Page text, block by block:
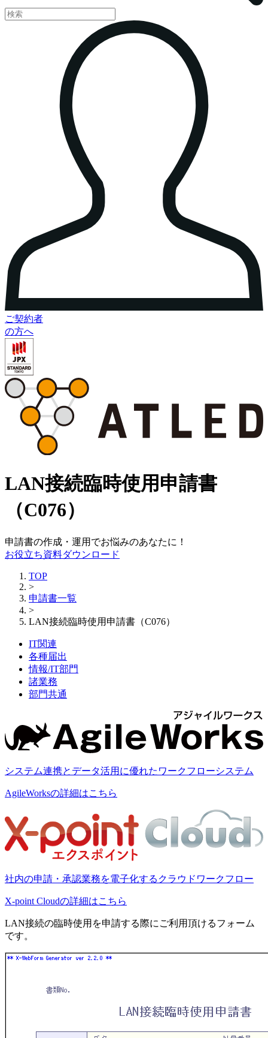
ご契約者
の方へ
LAN接続臨時使用申請書
（C076）
申請書の作成・運用でお悩みのあなたに！
お役立ち資料ダウンロード
TOP
>
申請書一覧
>
LAN接続臨時使用申請書（C076）
IT関連
各種届出
情報/IT部門
諸業務
部門共通
システム連携とデータ活用に優れたワークフローシステム
AgileWorksの詳細はこちら
社内の申請・承認業務を電子化するクラウドワークフロー
X-point Cloudの詳細はこちら
LAN接続の臨時使用を申請する際にご利用頂けるフォーム
です。